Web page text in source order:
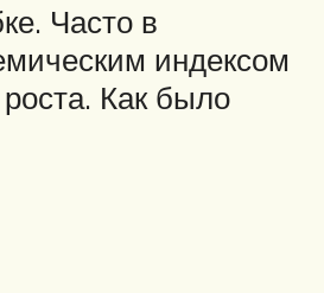
Часто в
индексом
Как было